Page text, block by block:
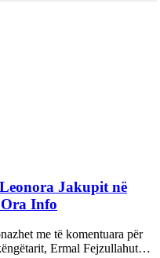
Jakupit në
Ora Info
me të komentuara për
Ermal Fejzullahut…